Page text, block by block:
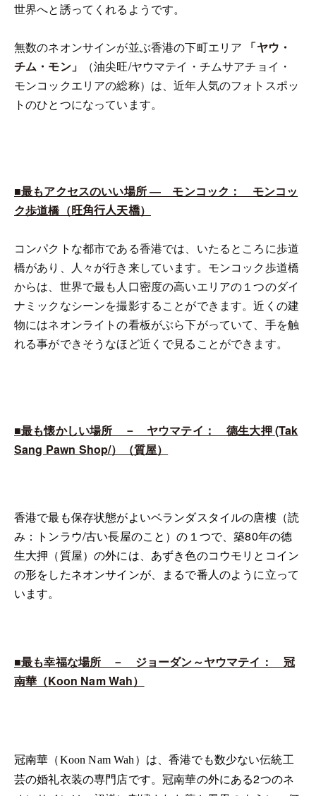
世界へと誘ってくれるようです。
無数のネオンサインが並ぶ香港の下町エリア
「ヤウ・
チム・モン」
（油尖旺/ヤウマテイ・チムサアチョイ・
モンコックエリアの総称）は、近年人気のフォトスポッ
トのひとつになっています。
■最もアクセスのいい場所― モンコック： モンコッ
ク歩道橋（旺角行人天橋）
コンパクトな都市である香港では、いたるところに歩道
橋があり、人々が行き来しています。モンコック歩道橋
からは、世界で最も人口密度の高いエリアの１つのダイ
ナミックなシーンを撮影することができます。近くの建
物にはネオンライトの看板がぶら下がっていて、手を触
れる事ができそうなほど近くで見ることができます。
■最も懐かしい場所 － ヤウマテイ： 德生大押(Tak
Sang Pawn Shop/）（質屋）
香港で最も保存状態がよいベランダスタイルの唐樓（読
み：トンラウ/古い長屋のこと）の１つで、築80年の德
生大押（質屋）の外には、あずき色のコウモリとコイン
の形をしたネオンサインが、まるで番人のように立って
います。
■最も幸福な場所 － ジョーダン～ヤウマテイ： 冠
南華（Koon Nam Wah）
冠南華（Koon Nam Wah）は、香港でも数少ない伝統工
芸の婚礼衣装の専門店です。冠南華の外にある2つのネ